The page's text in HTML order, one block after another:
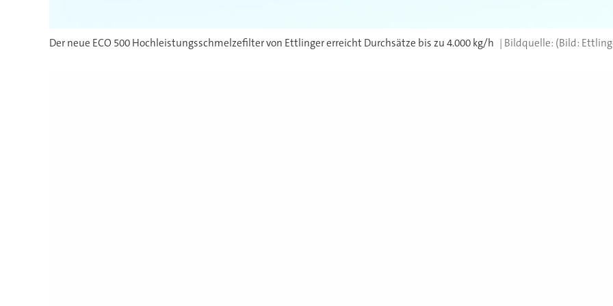
Der neue ECO 500 Hochleistungsschmelzefilter von Ettlinger erreicht Durchsätze bis zu 4.000 kg/h (Bild: